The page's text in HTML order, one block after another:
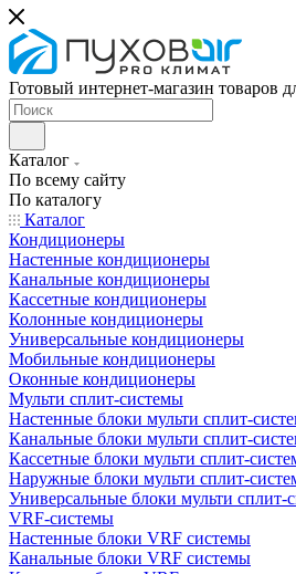
Готовый интернет-магазин товаров
Каталог
По всему сайту
По каталогу
Каталог
Кондиционеры
Настенные кондиционеры
Канальные кондиционеры
Кассетные кондиционеры
Колонные кондиционеры
Универсальные кондиционеры
Мобильные кондиционеры
Оконные кондиционеры
Мульти сплит-системы
Настенные блоки мульти сплит-
Канальные блоки мульти сплит-
Кассетные блоки мульти сплит-
Наружные блоки мульти сплит-
Универсальные блоки мульти сплит-
VRF-системы
Настенные блоки VRF системы
Канальные блоки VRF системы